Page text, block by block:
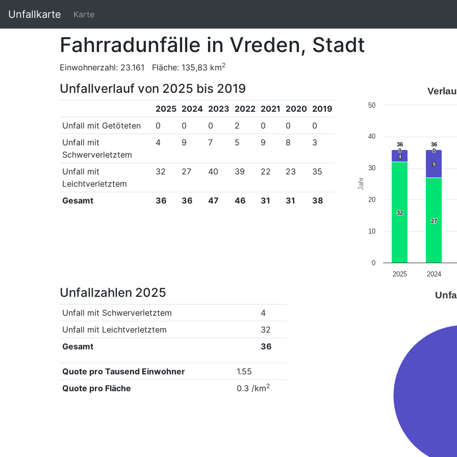
Unfallkarte Karte
Fahrradunfälle in Vreden, Stadt
Einwohnerzahl: 23.161 Fläche: 135,83 km2
Unfallverlauf von 2025 bis 2019
2025 2024 2023 2022 2021 2020 2019
Unfall mit Getöteten
0 0 0 2 0 0
0
Unfall mit
Schwerverletztem
4 9 7 5 9 8 3
Unfall mit
Leichtverletztem
32 27 40 39 22 23 35
Gesamt 36 36 47 46 31 31 38
Jahr
36
36 36
36
0
0 0
0
4
4
9
9
32
32
27
27
2025 2024
0
10
20
30
40
50
Unfallzahlen 2025
Unfall mit Schwerverletztem
4
Unfall mit Leichtverletztem
32
Gesamt
36
Quote pro Tausend Einwohner
1.55
Quote pro Fläche
0.3 /km2